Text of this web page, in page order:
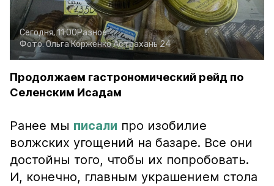
Сегодня, 11:00Разное
Фото:Ольга КорженкоАстрахань 24
Продолжаем гастрономический рейд по
Селенским Исадам
Ранее мы писали про изобилие
волжских угощений на базаре. Все они
достойны того, чтобы их попробовать.
И, конечно, главным украшением стола